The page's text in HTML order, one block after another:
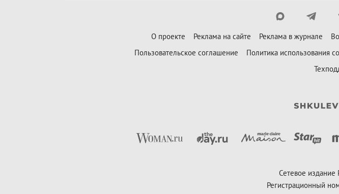
О проекте Реклама на сайте Реклама в журнале
Пользовательское соглашение
Политика использования
Сетевое издание
Регистрационный